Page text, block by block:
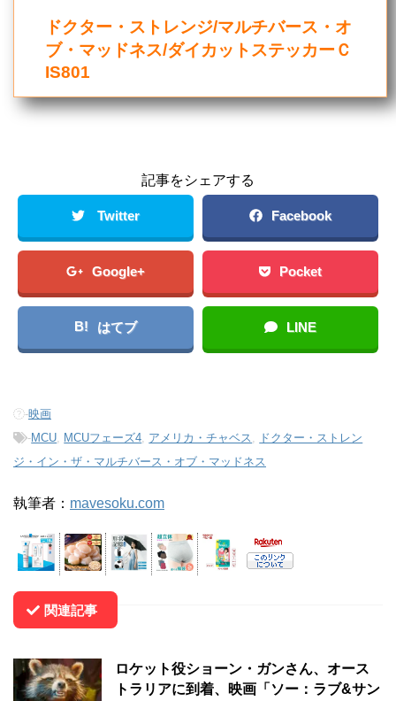
ドクター・ストレンジ/マルチバース・オ
ブ・マッドネス/ダイカットステッカーＣ
IS801
記事をシェアする
Twitter Facebook
Google+ Pocket
B! はてブ LINE
-映画
-MCU MCUフェーズ4 アメリカ・チャベス ドクター・ストレン
ジ・イン・ザ・マルチバース・オブ・マッドネス
執筆者： mavesoku.com
関連記事
ロケット役ショーン・ガンさん、オース
トラリアに到着、映画「ソー：ラブ&サン